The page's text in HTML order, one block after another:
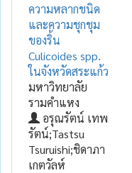
ความหลากชนิด
และความชุกชุม
ของริ้น
Culicoides spp.
ในจังหวัดสระแก้ว
มหาวิทยาลัย
รามคำแหง
อรุณรัตน์ เทพ
รัตน์;Tastsu
Tsuruishi;ชิดาภา
เกตวัลห์